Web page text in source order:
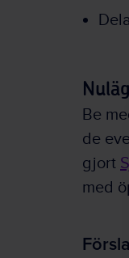
Be
de
gjort
med